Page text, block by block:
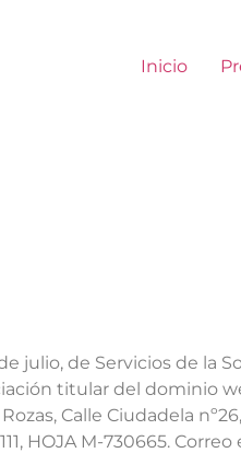
Inicio
julio, de Servicios de la
titular del dominio
Calle Ciudadela
HOJA M-730665.